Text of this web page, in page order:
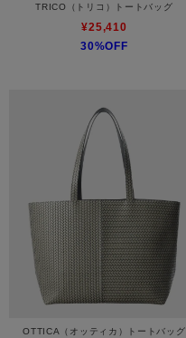
TRICO（トリコ）トートバッグ
¥25,410
30%OFF
OTTICA（オッティカ）トートバッグ